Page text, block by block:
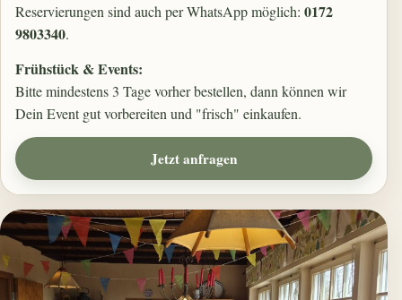
Reservierungen sind auch per WhatsApp möglich: 0172
9803340.
Frühstück & Events:
Bitte mindestens 3 Tage vorher bestellen, dann können wir
Dein Event gut vorbereiten und "frisch" einkaufen.
Jetzt anfragen